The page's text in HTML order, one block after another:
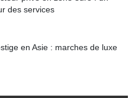
des services
en Asie : marches de luxe